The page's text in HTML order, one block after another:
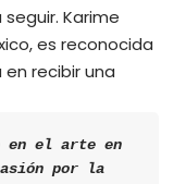
Karime
es reconocida
recibir una
en el arte en
por la